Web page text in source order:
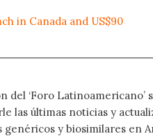
in Canada and US$90
del ‘Foro Latinoamericano’
las últimas noticias y
y biosimilares en